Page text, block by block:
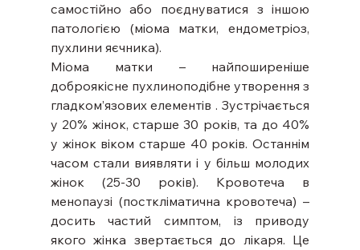
самостійно або поєднуватися з іншою
патологією (міома матки, ендометріоз,
пухлини яєчника).
Міома матки – найпоширеніше
доброякісне пухлиноподібне утворення з
гладком’язових елементів . Зустрічається
у 20% жінок, старше 30 років, та до 40%
у жінок віком старше 40 років. Останнім
часом стали виявляти і у більш молодих
жінок (25-30 років). Кровотеча в
менопаузі (посткліматична кровотеча) –
досить частий симптом, із приводу
якого жінка звертається до лікаря. Це